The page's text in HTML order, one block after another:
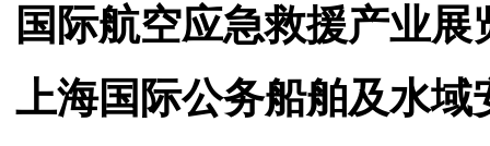
国际航空应急救援产业展
上海国际公务船舶及水域